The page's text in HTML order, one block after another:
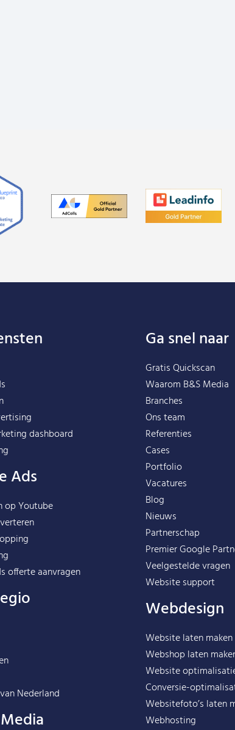
dashboard
Ads
op Youtube
offerte aanvragen
Nederland
Ga snel naar
Gratis Quickscan
Waarom B&S Media
Branches
Ons team
Referenties
Cases
Portfolio
Vacatures
Blog
Nieuws
Partnerschap
Premier Google
Veelgestelde vragen
Website support
Webdesign
Website laten maken
Webshop laten
Website
Conversie-
Websitefoto’s laten
Webhosting